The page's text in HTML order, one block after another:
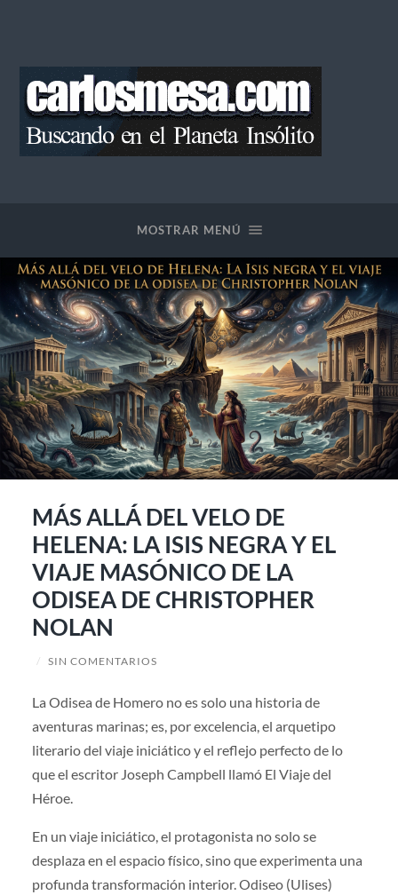
MOSTRAR MENÚ
MÁS ALLÁ DEL VELO DE
HELENA: LA ISIS NEGRA Y EL
VIAJE MASÓNICO DE LA
ODISEA DE CHRISTOPHER
NOLAN
/ SIN COMENTARIOS
La Odisea de Homero no es solo una historia de
aventuras marinas; es, por excelencia, el arquetipo
literario del viaje iniciático y el reflejo perfecto de lo
que el escritor Joseph Campbell llamó El Viaje del
Héroe.
En un viaje iniciático, el protagonista no solo se
desplaza en el espacio físico, sino que experimenta una
profunda transformación interior. Odiseo (Ulises)